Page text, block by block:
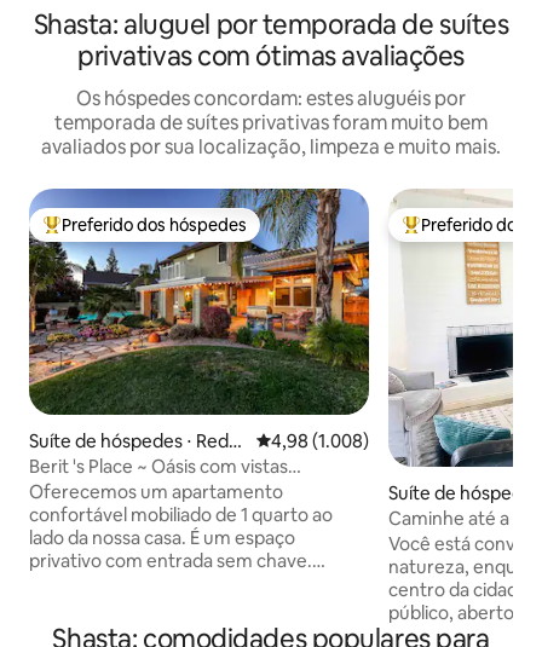
Shasta: aluguel por temporada de suítes
privativas com ótimas avaliações
Os hóspedes concordam: estes aluguéis por
temporada de suítes privativas foram muito bem
avaliados por sua localização, limpeza e muito mais.
Entre os melhores preferidos dos hóspedes
Preferido dos hóspedes
Suíte de hóspedes ⋅ Reddi
ng
4,98 de uma avaliação média de
4,98 (1.008)
Berit 's Place ~ Oásis com vistas
panorâmicas
Oferecemos um apartamento
confortável mobiliado de 1 quarto ao
lado da nossa casa. É um espaço
privativo com entrada sem chave.
cidade de Redding e belo pôr do sol. O
Entre os
Preferido dos
Suíte de
g
Caminhe até a
lindo!
Você está
natureza,
centro da cidade
público, aberto
veja fotos). Este
Shasta: comodidades populares para